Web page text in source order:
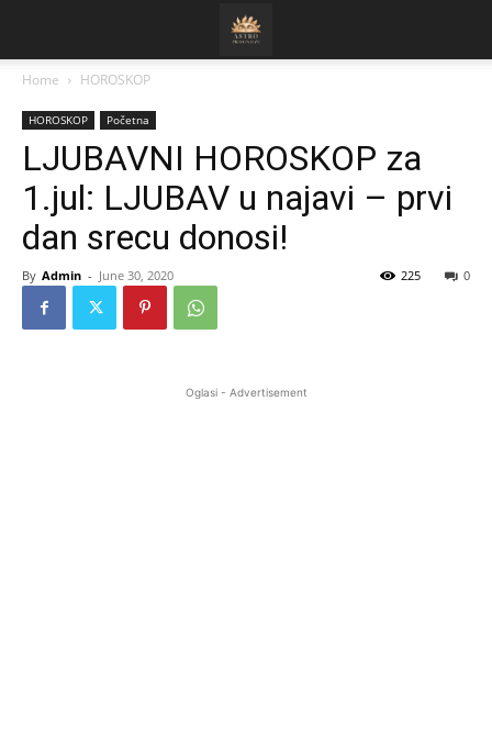
Home HOROSKOP
HOROSKOP Početna
LJUBAVNI HOROSKOP za
1.jul: LJUBAV u najavi – prvi
dan srecu donosi!
By Admin - June 30, 2020 0
225
Oglasi - Advertisement